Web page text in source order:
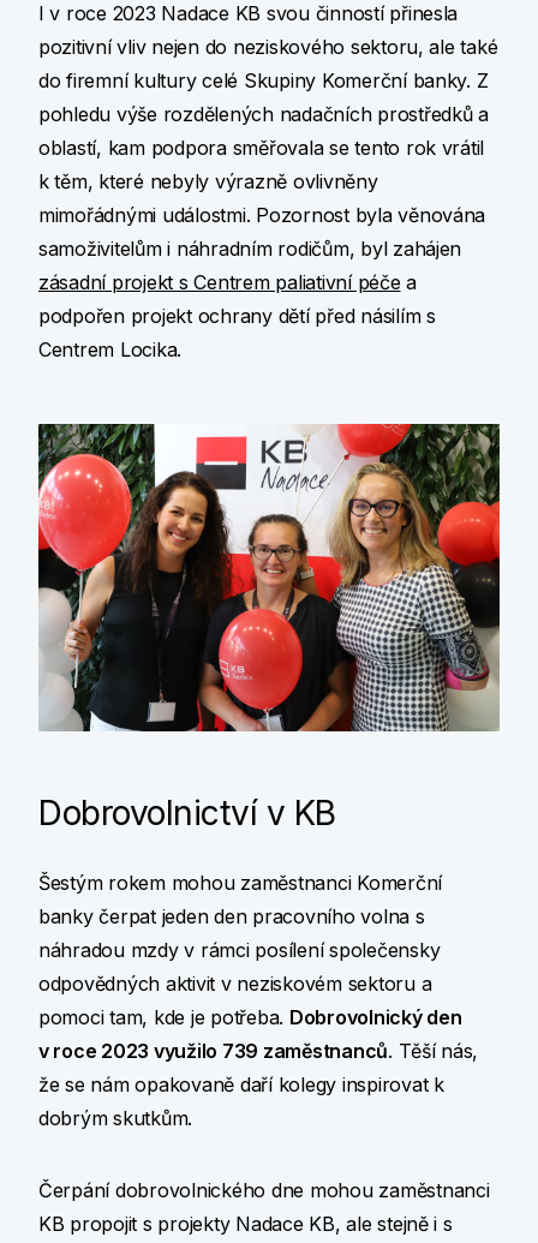
I v roce 2023 Nadace KB svou činností přinesla
pozitivní vliv nejen do neziskového sektoru, ale také
do firemní kultury celé Skupiny Komerční banky. Z
pohledu výše rozdělených nadačních prostředků a
oblastí, kam podpora směřovala se tento rok vrátil
k těm, které nebyly výrazně ovlivněny
mimořádnými událostmi. Pozornost byla věnována
samoživitelům i náhradním rodičům, byl zahájen
zásadní projekt s Centrem paliativní péčea
podpořen projekt ochrany dětí před násilím s
Centrem Locika.
Dobrovolnictví v KB
Šestým rokem mohou zaměstnanci Komerční
banky čerpat jeden den pracovního volna s
náhradou mzdy v rámci posílení společensky
odpovědných aktivit v neziskovém sektoru a
pomoci tam, kde je potřeba. Dobrovolnický den
v roce 2023 využilo 739 zaměstnanců. Těší nás,
že se nám opakovaně daří kolegy inspirovat k
dobrým skutkům.
Čerpání dobrovolnického dne mohou zaměstnanci
KB propojit s projekty Nadace KB, ale stejně i s